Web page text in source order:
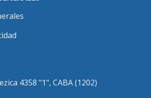
4358 "1", CABA (1202)